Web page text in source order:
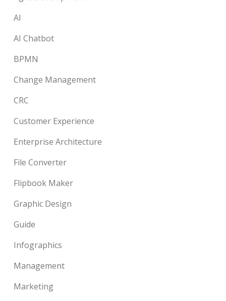
AI
AI Chatbot
BPMN
Change Management
CRC
Customer Experience
Enterprise Architecture
File Converter
Flipbook Maker
Graphic Design
Guide
Infographics
Management
Marketing